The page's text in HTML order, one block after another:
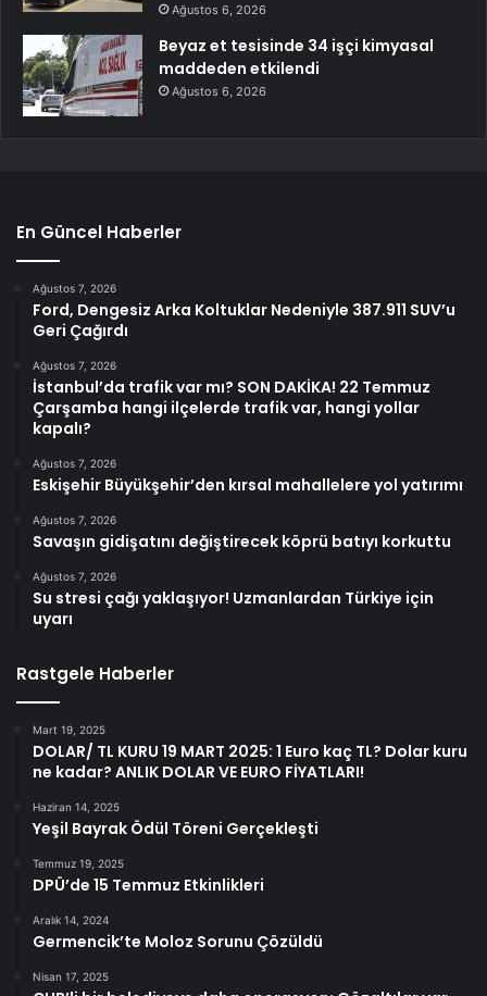
Ağustos 6, 2026
Beyaz et tesisinde 34 işçi kimyasal
maddeden etkilendi
Ağustos 6, 2026
En Güncel Haberler
Ağustos 7, 2026
Ford, Dengesiz Arka Koltuklar Nedeniyle 387.911 SUV’u
Geri Çağırdı
Ağustos 7, 2026
İstanbul’da trafik var mı? SON DAKİKA! 22 Temmuz
Çarşamba hangi ilçelerde trafik var, hangi yollar
kapalı?
Ağustos 7, 2026
Eskişehir Büyükşehir’den kırsal mahallelere yol yatırımı
Ağustos 7, 2026
Savaşın gidişatını değiştirecek köprü batıyı korkuttu
Ağustos 7, 2026
Su stresi çağı yaklaşıyor! Uzmanlardan Türkiye için
uyarı
Rastgele Haberler
Mart 19, 2025
DOLAR/ TL KURU 19 MART 2025: 1 Euro kaç TL? Dolar kuru
ne kadar? ANLIK DOLAR VE EURO FİYATLARI!
Haziran 14, 2025
Yeşil Bayrak Ödül Töreni Gerçekleşti
Temmuz 19, 2025
DPÜ’de 15 Temmuz Etkinlikleri
Aralık 14, 2024
Germencik’te Moloz Sorunu Çözüldü
Nisan 17, 2025